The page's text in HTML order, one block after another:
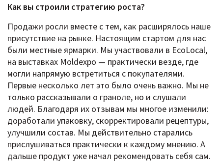
Как вы строили стратегию роста?
Продажи росли вместе с тем, как расширялось наше
присутствие на рынке. Настоящим стартом для нас
были местные ярмарки. Мы участвовали в EcoLocal,
на выставках Moldexpo — практически везде, где
могли напрямую встретиться с покупателями.
Первые несколько лет это было очень важно. Мы не
только рассказывали о граноле, но и слушали
людей. Благодаря их отзывам мы многое изменили:
доработали упаковку, скорректировали рецептуры,
улучшили состав. Мы действительно старались
прислушиваться практически к каждому мнению. А
дальше продукт уже начал рекомендовать себя сам.